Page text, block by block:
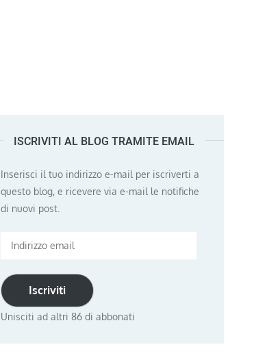
ISCRIVITI AL BLOG TRAMITE EMAIL
Inserisci il tuo indirizzo e-mail per iscriverti a
questo blog, e ricevere via e-mail le notifiche
di nuovi post.
Indirizzo
Iscriviti
Unisciti ad altri 86 di abbonati